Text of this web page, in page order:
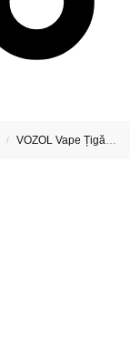
/ VOZOL Vape Țigări Electronice & Vape-uri